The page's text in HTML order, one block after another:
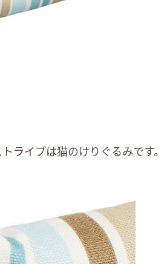
ライプは猫のけりぐるみです。